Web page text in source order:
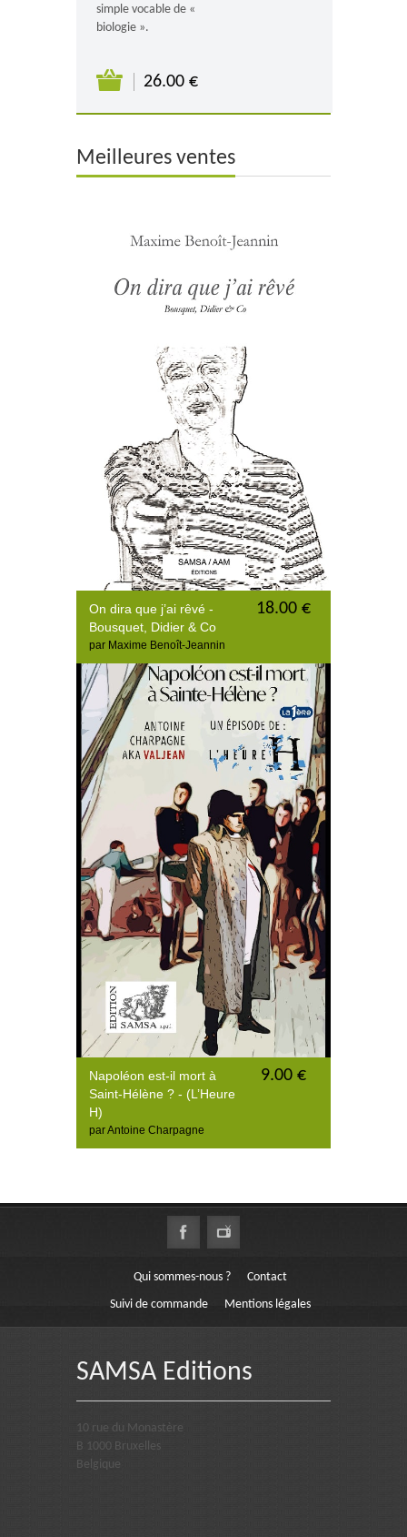
simple vocable de «
biologie ».
26.00 €
Meilleures ventes
On dira que j’ai rêvé -
Bousquet, Didier & Co
par Maxime Benoît-Jeannin
18.00 €
Napoléon est-il mort à
Saint-Hélène ? - (L’Heure
H)
par Antoine Charpagne
9.00 €
Qui sommes-nous ?
Contact
Suivi de commande
Mentions légales
SAMSA Editions
10 rue du Monastère
B 1000 Bruxelles
Belgique